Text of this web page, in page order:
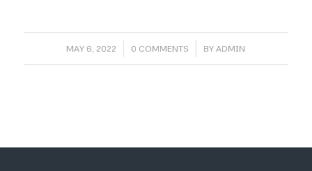
MAY 6, 2022
/ 0 COMMENTS
/ BY ADMIN